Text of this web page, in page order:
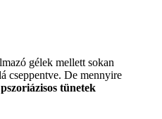
gélek mellett sokan
cseppentve. De mennyire
pszoriázisos tünetek